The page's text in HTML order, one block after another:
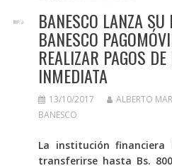
BANESCO LANZA SU
BANESCO
REALIZAR PAGOS
INMEDIATA
13/10/2017
ALBERTO
BANESCO
La institución
transferirse hasta Bs.